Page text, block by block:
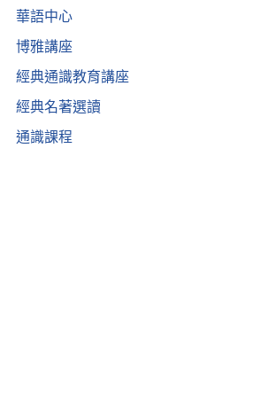
華語中心
博雅講座
經典通識教育講座
經典名著選讀
通識課程